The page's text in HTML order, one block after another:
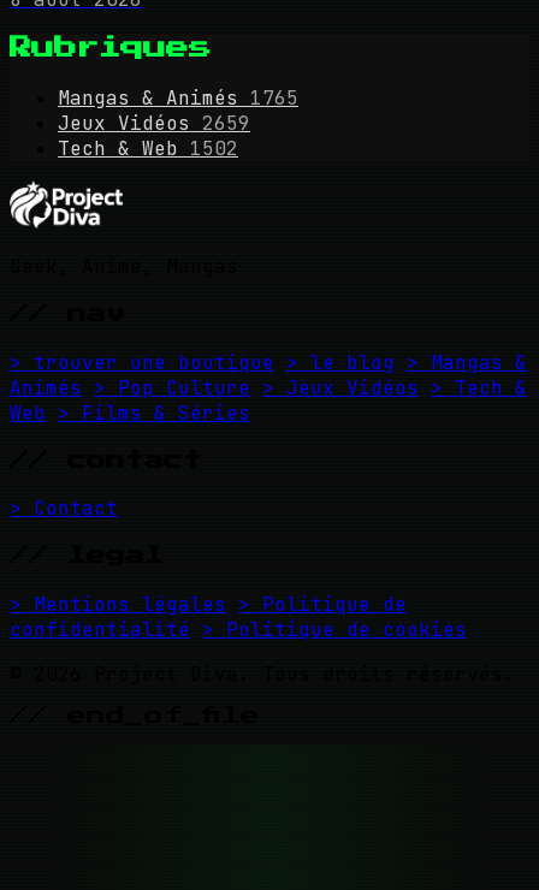
Rubriques
Mangas & Animés
1765
Jeux Vidéos
2659
Tech & Web 1502
> trouver une boutique > le blog > Mangas &
Animés
> Pop Culture > Jeux Vidéos
> Tech &
Web > Films & Séries
> Contact
> Mentions légales
> Politique de
confidentialité > Politique de cookies